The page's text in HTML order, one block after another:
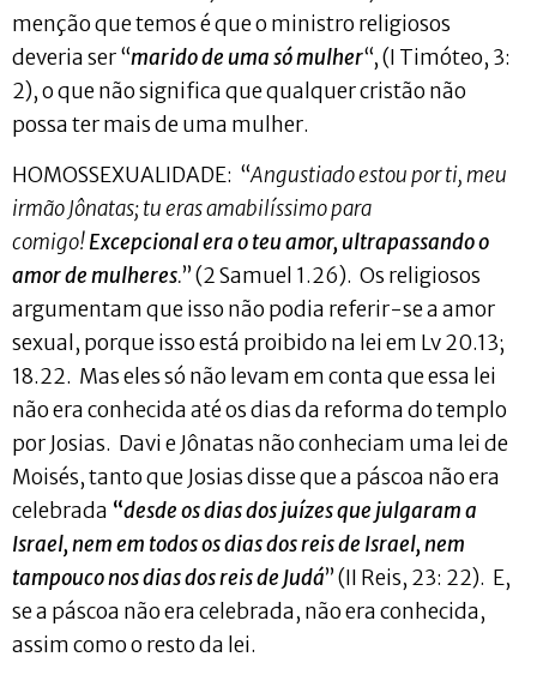
menção que temos é que o ministro religiosos
deveria ser “marido de uma só mulher“, (I Timóteo, 3:
2), o que não significa que qualquer cristão não
possa ter mais de uma mulher.
HOMOSSEXUALIDADE: “Angustiado estou por ti, meu
irmão Jônatas; tu eras amabilíssimo para
comigo!Excepcional era o teu amor, ultrapassando o
amor de mulheres.” (2 Samuel 1.26). Os religiosos
argumentam que isso não podia referir-se a amor
sexual, porque isso está proibido na lei em Lv 20.13;
18.22. Mas eles só não levam em conta que essa lei
não era conhecida até os dias da reforma do templo
por Josias. Davi e Jônatas não conheciam uma lei de
Moisés, tanto que Josias disse que a páscoa não era
celebrada “desde os dias dos juízes que julgaram a
Israel, nem em todos os dias dos reis de Israel, nem
tampouco nos dias dos reis de Judá” (II Reis, 23: 22). E,
se a páscoa não era celebrada, não era conhecida,
assim como o resto da lei.